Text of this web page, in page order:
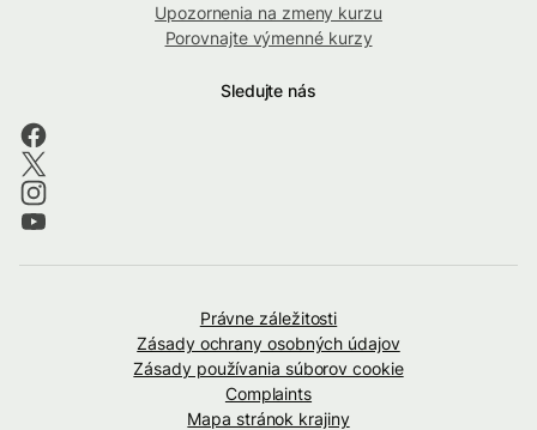
Upozornenia na zmeny kurzu
Porovnajte výmenné kurzy
Sledujte nás
Právne záležitosti
Zásady ochrany osobných údajov
Zásady používania súborov cookie
Complaints
Mapa stránok krajiny